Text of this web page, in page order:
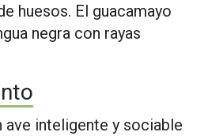
huesos. El guacamayo
negra con rayas
ave inteligente y sociable